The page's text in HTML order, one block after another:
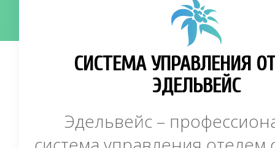
СИСТЕМА УПРАВЛЕНИЯ
ЭДЕЛЬВЕЙС
Эдельвейс –